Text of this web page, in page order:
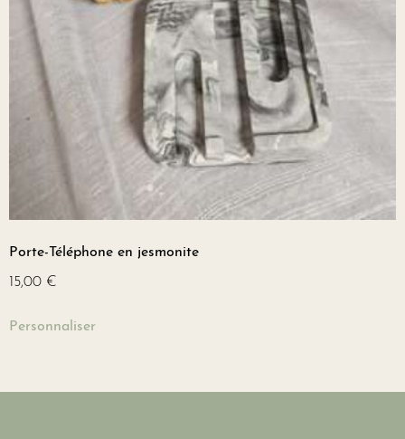
Porte-Téléphone en jesmonite
15,00 €
Personnaliser